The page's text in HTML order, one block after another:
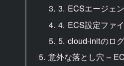
3. ECSエージェ
4. ECS設定ファ
5. cloud-initのログ
意外な落とし穴 –